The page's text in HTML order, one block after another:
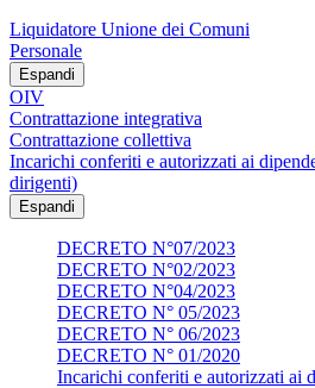
Liquidatore Unione dei Comuni
Personale
Espandi
OIV
Contrattazione integrativa
Contrattazione collettiva
Incarichi conferiti e autorizzati ai
dirigenti)
Espandi
DECRETO N°07/2023
DECRETO N°02/2023
DECRETO N°04/2023
DECRETO N° 05/2023
DECRETO N° 06/2023
DECRETO N° 01/2020
Incarichi conferiti e autorizzati ai